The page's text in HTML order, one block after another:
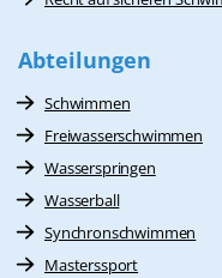
Abteilungen
Schwimmen
Freiwasserschwimmen
Wasserspringen
Wasserball
Synchronschwimmen
Masterssport